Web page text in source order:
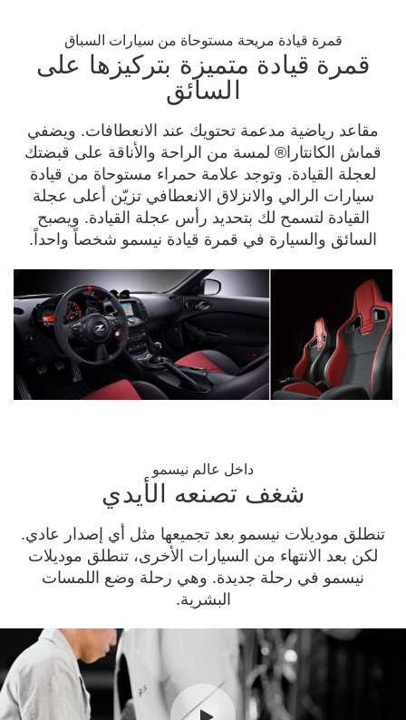
قمرة قيادة متميزة بتركيزها على
السائق
قمرة قيادة مريحة مستوحاة من سيارات السباق
مقاعد رياضية مدعمة تحتويك عند الانعطافات. ويضفي
قماش الكانتارا® لمسة من الراحة والأناقة على قبضتك
لعجلة القيادة. وتوجد علامة حمراء مستوحاة من قيادة
سيارات الرالي والانزلاق الانعطافي تزيّن أعلى عجلة
القيادة لتسمح لك بتحديد رأس عجلة القيادة. ويصبح
السائق والسيارة في قمرة قيادة نيسمو شخصاً واحداً.
شغف تصنعه الأيدي
داخل عالم نيسمو
تنطلق موديلات نيسمو بعد تجميعها مثل أي إصدار عادي.
لكن بعد الانتهاء من السيارات الأخرى، تنطلق موديلات
نيسمو في رحلة جديدة. وهي رحلة وضع اللمسات
البشرية.